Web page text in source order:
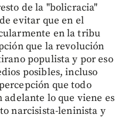
de la "bolicracia"
evitar que en el
en la tribu
que la revolución
populista y por eso
posibles, incluso
que todo
adelante lo que viene es
narcisista-leninista y